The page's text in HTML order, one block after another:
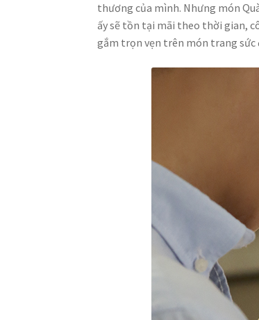
thương của mình. Nhưng món
ấy sẽ tồn tại mãi theo thời gian,
gắm trọn vẹn trên món trang sức